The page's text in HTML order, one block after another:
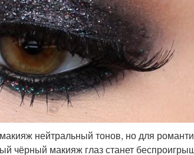
нейтральный тонов, но для
чёрный макияж глаз станет